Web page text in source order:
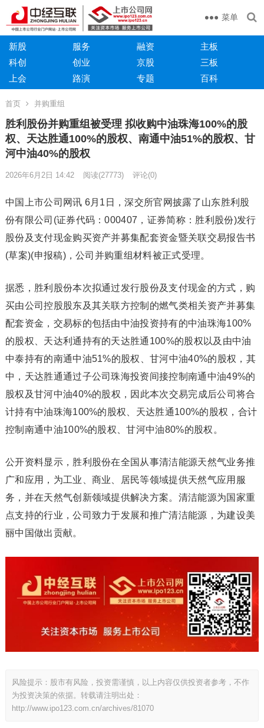
菜单
新股 服务 融资
主板
科创
创业 京股
三板
上会
路演 专题 百科
首页 并购重组
胜利股份并购重组被受理 拟收购中油珠海100%的股
权、天达胜通100%的股权、南通中油51%的股权、甘
河中油40%的股权
2026年6月2日 14:42 阅读(27773) 评论(0)
中国上市公司网讯 6月1日，深交所官网披露了山东胜利股
份有限公司(证券代码：000407，证券简称：胜利股份)发行
股份及支付现金购买资产并募集配套资金暨关联交易报告书
(草案)(申报稿)，公司并购重组材料被正式受理。
据悉，胜利股份本次拟通过发行股份及支付现金的方式，购
买由公司控股股东及其关联方控制的燃气类相关资产并募集
配套资金，交易标的包括由中油投资持有的中油珠海100%
的股权、天达利通持有的天达胜通100%的股权以及由中油
中泰持有的南通中油51%的股权、甘河中油40%的股权，其
中，天达胜通通过子公司珠海投资间接控制南通中油49%的
股权及甘河中油40%的股权，因此本次交易完成后公司将合
计持有中油珠海100%的股权、天达胜通100%的股权，合计
控制南通中油100%的股权、甘河中油80%的股权。
公开资料显示，胜利股份在全国从事清洁能源天然气业务推
广和应用，为工业、商业、居民等领域提供天然气应用服
务，并在天然气创新领域提供解决方案。清洁能源为国家重
点支持的行业，公司致力于发展和推广清洁能源，为建设美
丽中国做出贡献。
风险提示：股市有风险，投资需谨慎，以上内容仅供投资者参考，不作
为投资决策的依据。转载请注明出处：
http://www.ipo123.com.cn/archives/81070